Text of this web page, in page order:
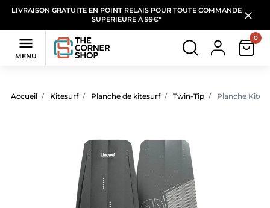
LIVRAISON GRATUITE EN POINT RELAIS POUR TOUTE COMMANDE
SUPÉRIEURE À 99€*

MENU
0
Accueil Kitesurf Planche de kitesurf Twin-Tip Planche